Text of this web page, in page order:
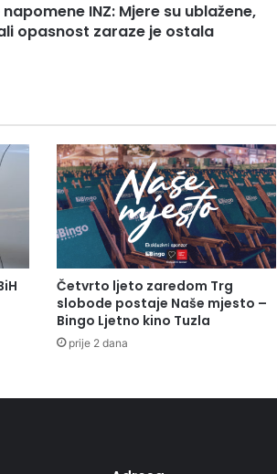
INZ: Mjere su ublažene,
opasnost zaraze je ostala
Četvrto ljeto zaredom Trg
slobode postaje Naše mjesto –
Bingo Ljetno kino Tuzla
prije 2 dana